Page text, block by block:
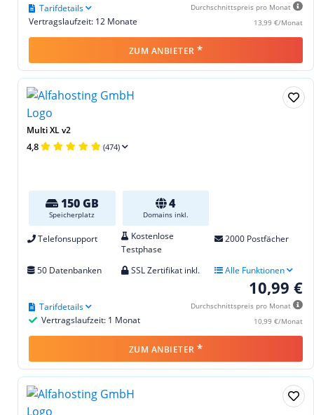
Durchschnittspreis pro Monat
13,99 €/Monat
Vertragslaufzeit: 12 Monate
Tarifdetails
ZUM ANBIETER *
Multi XL v2
4,8 (474)
150 GB
Speicherplatz
4
Domains inkl.
Telefonsupport
Kostenlose
Testphase
2000 Postfächer
50 Datenbanken SSL Zertifikat inkl. Alle Funktionen
10,99 €
Durchschnittspreis pro Monat
10,99 €/Monat
Vertragslaufzeit: 1 Monat
Tarifdetails
ZUM ANBIETER *